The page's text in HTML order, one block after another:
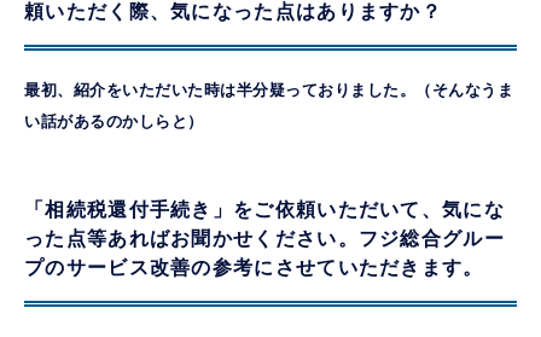
頼いただく際、気になった点はありますか？
最初、紹介をいただいた時は半分疑っておりました。（そんなうま
い話があるのかしらと）
「相続税還付手続き」をご依頼いただいて、気にな
った点等あればお聞かせください。フジ総合グルー
プのサービス改善の参考にさせていただきます。